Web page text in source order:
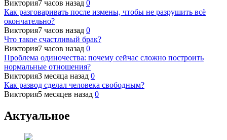
Виктория7 часов назад 0
Как разговаривать после измены, чтобы не разрушить всё
окончательно?
Виктория7 часов назад 0
Что такое счастливый брак?
Виктория7 часов назад 0
Проблема одиночества: почему сейчас сложно построить
нормальные отношения?
Виктория3 месяца назад 0
Как развод сделал человека свободным?
Виктория5 месяцев назад 0
Актуальное